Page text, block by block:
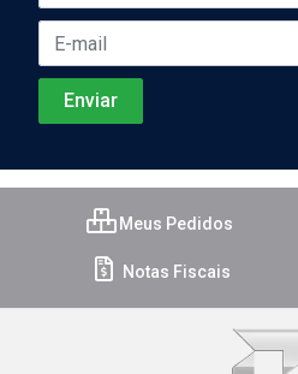
Meus Pedidos
Notas Fiscais